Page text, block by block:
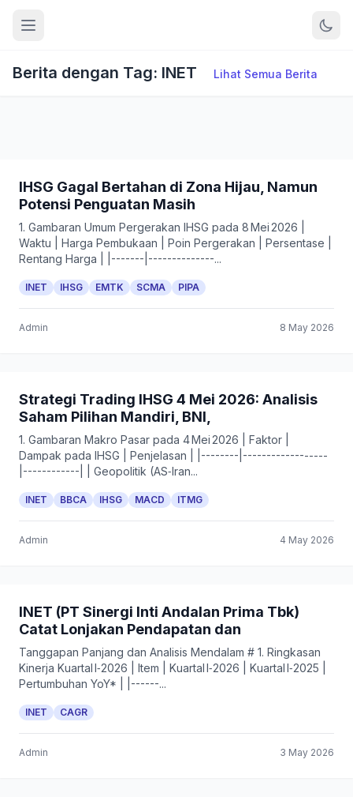
Berita dengan Tag: INET Lihat Semua Berita
IHSG Gagal Bertahan di Zona Hijau, Namun
Potensi Penguatan Masih
1. Gambaran Umum Pergerakan IHSG pada 8 Mei 2026 |
Waktu | Harga Pembukaan | Poin Pergerakan | Persentase |
Rentang Harga | |-------|--------------...
INET IHSG EMTK SCMA PIPA
Admin 8 May 2026
Strategi Trading IHSG 4 Mei 2026: Analisis
Saham Pilihan Mandiri, BNI,
1. Gambaran Makro Pasar pada 4 Mei 2026 | Faktor |
Dampak pada IHSG | Penjelasan | |--------|------------------
|------------| | Geopolitik (AS‑Iran...
INET BBCA IHSG MACD ITMG
Admin 4 May 2026
INET (PT Sinergi Inti Andalan Prima Tbk)
Catat Lonjakan Pendapatan dan
Tanggapan Panjang dan Analisis Mendalam # 1. Ringkasan
Kinerja Kuartal I‑2026 | Item | Kuartal I‑2026 | Kuartal I‑2025 |
Pertumbuhan YoY* | |------...
INET CAGR
Admin 3 May 2026